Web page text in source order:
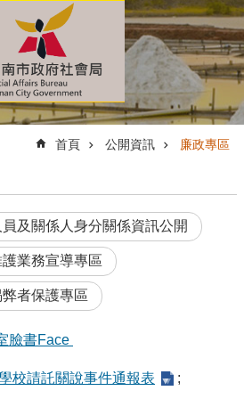
首頁 公開資訊 廉政專區
及關係人身分關係資訊公開
護業務宣導專區
弊者保護專區
臉書Face
校請託關說事件通報表 ;